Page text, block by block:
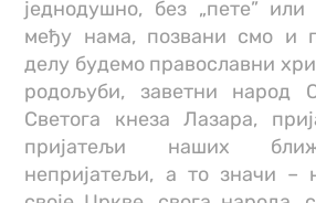
једнодушно, без „пете” или
међу нама, позвани смо и
делу будемо православни
родољуби, заветни народ
Светога кнеза Лазара,
пријатељи наших
непријатељи, а то значи –